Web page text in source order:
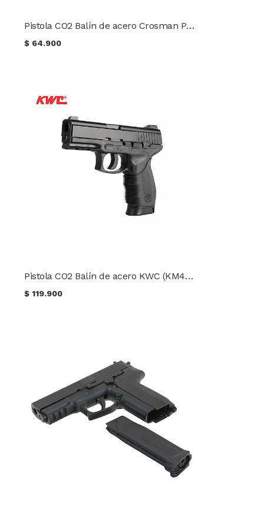
Pistola CO2 Balín de acero Crosman Phantom C11
$ 64.900
Pistola CO2 Balín de acero KWC (KM46) Mod. TAURUS PT 24 ver. slide metálico
$119.900